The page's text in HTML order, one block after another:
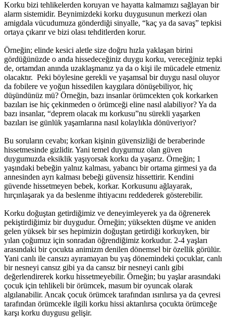
Korku bizi tehlikelerden koruyan ve hayatta kalmamızı sağlayan bir
alarm sistemidir. Beynimizdeki korku duygusunun merkezi olan
amigdala vücudumuza gönderdiği sinyalle, “kaç ya da savaş” tepkisi
ortaya çıkarır ve bizi olası tehditlerden korur.
Örneğin; elinde kesici aletle size doğru hızla yaklaşan birini
gördüğünüzde o anda hissedeceğiniz duygu korku, vereceğiniz tepki
de, ortamdan anında uzaklaşmanız ya da o kişi ile mücadele etmeniz
olacaktır. Peki böylesine gerekli ve yaşamsal bir duygu nasıl oluyor
da fobilere ve yoğun hissedilen kaygılara dönüşebiliyor, hiç
düşündünüz mü? Örneğin, bazı insanlar örümcekten çok korkarken
bazıları ise hiç çekinmeden o örümceği eline nasıl alabiliyor? Ya da
bazı insanlar, “deprem olacak mı korkusu”nu sürekli yaşarken
bazıları ise günlük yaşamlarına nasıl kolaylıkla dönüveriyor?
Bu soruların cevabı; korkan kişinin güvensizliği de beraberinde
hissetmesinde gizlidir. Yani temel duygumuz olan güven
duygumuzda eksiklik yaşıyorsak korku da yaşarız. Örneğin; 1
yaşındaki bebeğin yalnız kalması, yabancı bir ortama girmesi ya da
annesinden ayrı kalması bebeği güvensiz hissettirir. Kendini
güvende hissetmeyen bebek, korkar. Korkusunu ağlayarak,
hırçınlaşarak ya da beslenme ihtiyacını reddederek gösterebilir.
Korku doğuştan getirdiğimiz ve deneyimleyerek ya da öğrenerek
pekiştirdiğimiz bir duygudur. Örneğin; yüksekten düşme ve aniden
gelen yüksek bir ses hepimizin doğuştan getirdiği korkuyken, bir
yılan çoğumuz için sonradan öğrendiğimiz korkudur. 2-4 yaşları
arasındaki bir çocukta animizm denilen dönemsel bir özellik görülür.
Yani canlı ile cansızı ayıramayan bu yaş dönemindeki çocuklar, canlı
bir nesneyi cansız gibi ya da cansız bir nesneyi canlı gibi
değerlendirerek korku hissetmeyebilir. Örneğin; bu yaşlar arasındaki
çocuk için tehlikeli bir örümcek, masum bir oyuncak olarak
algılanabilir. Ancak çocuk örümcek tarafından ısırılırsa ya da çevresi
tarafından örümcekle ilgili korku hissi aktarılırsa çocukta örümceğe
karşı korku duygusu gelişir.